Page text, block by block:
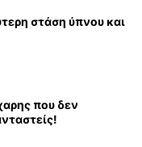
στάση ύπνου και
που δεν